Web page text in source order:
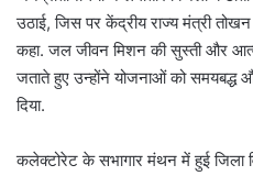
उठाई, जिस पर केंद्रीय राज्य मंत्री
कहा. जल जीवन मिशन की सुस्ती और
जताते हुए उन्होंने योजनाओं को समयबद्ध
दिया.
कलेक्टोरेट के सभागार मंथन में हुई जिला